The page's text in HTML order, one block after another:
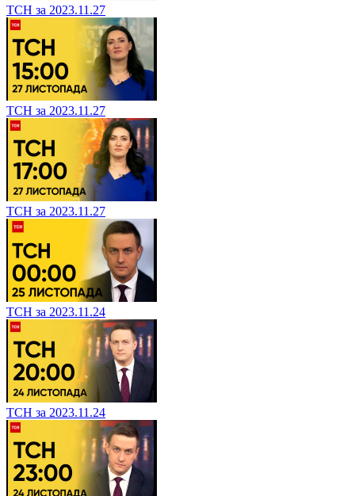
ТСН за 2023.11.27
ТСН за 2023.11.27
ТСН за 2023.11.27
ТСН за 2023.11.24
ТСН за 2023.11.24